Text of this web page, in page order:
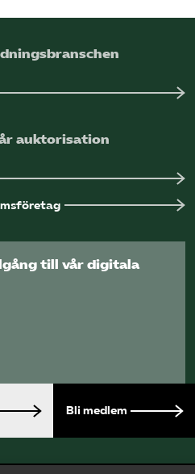
auktorisation
till vår digitala
Bli medlem